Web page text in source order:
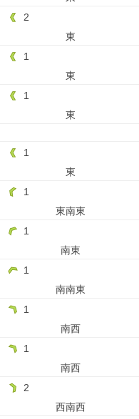
2
東
1
東
1
東
1
東
1
東南東
1
南東
1
南南東
1
南西
1
南西
2
西南西